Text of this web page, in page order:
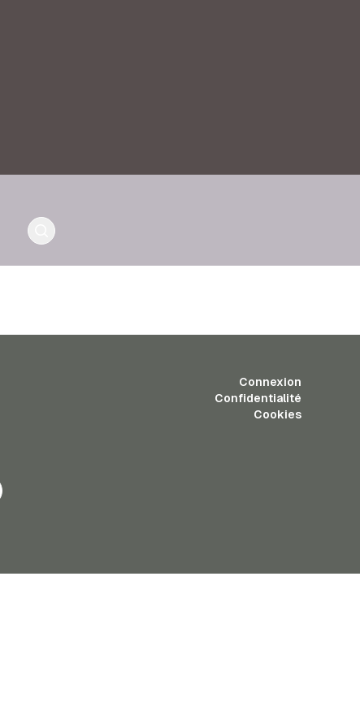
Connexion
Confidentialité
Cookies